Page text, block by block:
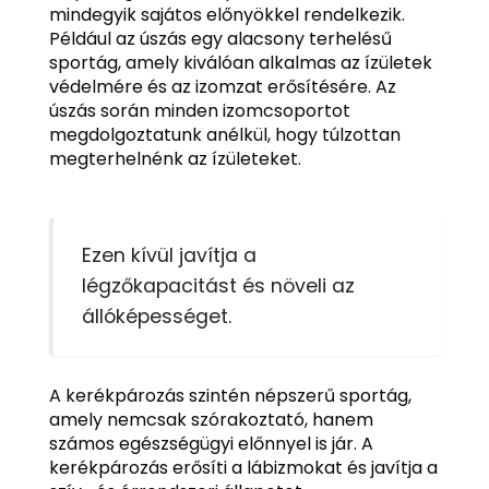
mindegyik sajátos előnyökkel rendelkezik.
Például az úszás egy alacsony terhelésű
sportág, amely kiválóan alkalmas az ízületek
védelmére és az izomzat erősítésére. Az
úszás során minden izomcsoportot
megdolgoztatunk anélkül, hogy túlzottan
megterhelnénk az ízületeket.
Ezen kívül javítja a
légzőkapacitást és növeli az
állóképességet.
A kerékpározás szintén népszerű sportág,
amely nemcsak szórakoztató, hanem
számos egészségügyi előnnyel is jár. A
kerékpározás erősíti a lábizmokat és javítja a